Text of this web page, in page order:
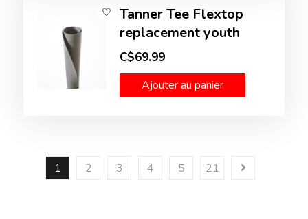
Tanner Tee Flextop
replacement youth
C$69.99
Ajouter au panier
1 2 3 4 5 21